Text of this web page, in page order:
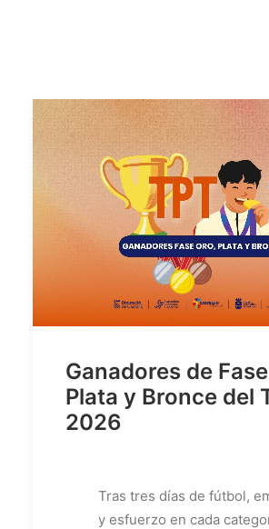
Ganadores de
Plata y Bronce del
2026
Tras tres días de fútbol,
y esfuerzo en cada